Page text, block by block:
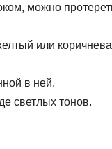
можно
или
в ней.
светлых тонов.